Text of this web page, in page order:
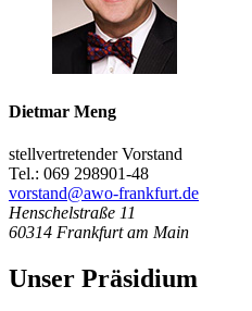
Dietmar Meng
stellvertretender Vorstand
Tel.: 069 298901-48
vorstand@awo-frankfurt.de
Henschelstraße 11
60314 Frankfurt am Main
Unser Präsidium